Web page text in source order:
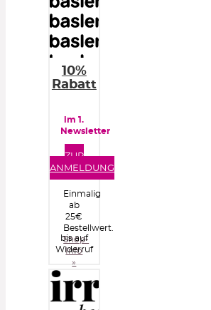
10%
Rabatt
im 1.
Newsletter
ZUR
ANMELDUNG
Einmalig
ab
25€
Bestellwert.
Shop-
Info
»
bis auf
Widerruf